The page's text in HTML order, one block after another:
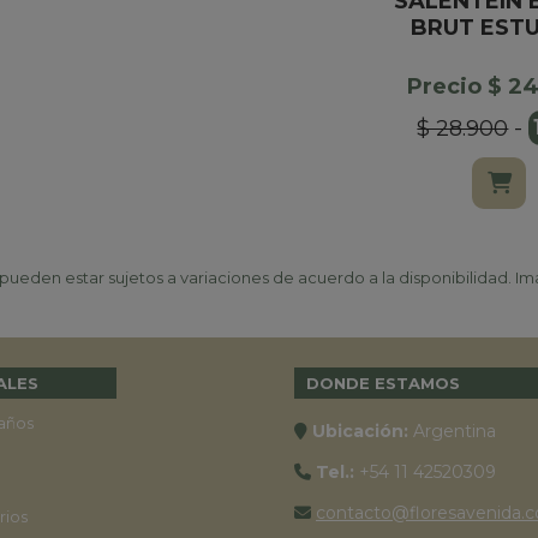
BRUT
Precio $
$ 28.900-
estar sujetos a variaciones de acuerdo a la disponibilidad.
DONDE ESTAMOS
Ubicación: Argentina
Tel.: +54 11 42520309